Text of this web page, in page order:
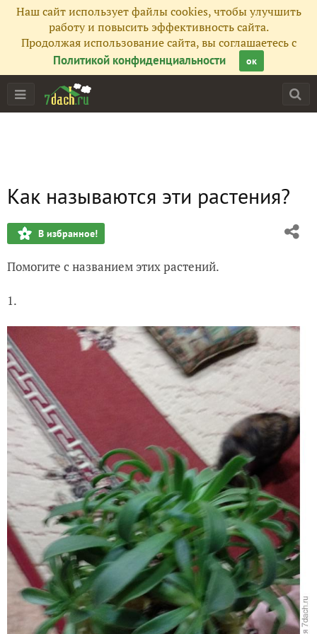
Наш сайт использует файлы cookies, чтобы улучшить
работу и повысить эффективность сайта.
Продолжая использование сайта, вы соглашаетесь с
Политикой конфиденциальности
ок
Как называются эти растения?
В избранное!
Помогите с названием этих растений.
1.